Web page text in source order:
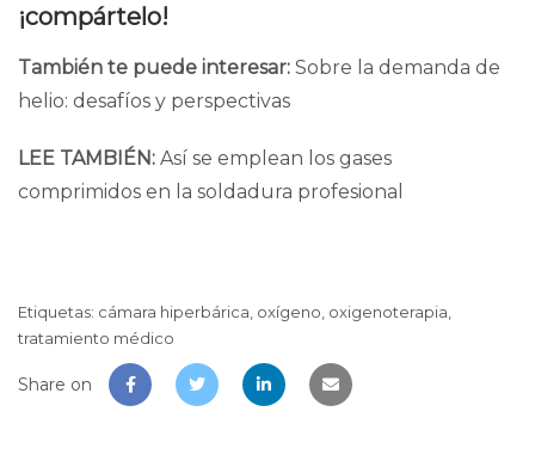
¡compártelo!
También te puede interesar: Sobre la demanda de
helio: desafíos y perspectivas
LEE TAMBIÉN: Así se emplean los gases
comprimidos en la soldadura profesional
Etiquetas: cámara hiperbárica oxígeno oxigenoterapia
tratamiento médico
Share on